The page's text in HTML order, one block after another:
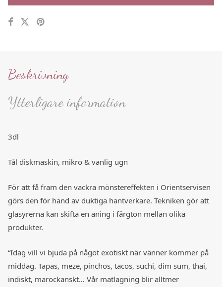
Beskrivning
Ytterligare information
3dl
Tål diskmaskin, mikro & vanlig ugn
För att få fram den vackra mönstereffekten i Orientservisen
görs den för hand av duktiga hantverkare. Tekniken gör att
glasyrerna kan skifta en aning i färgton mellan olika
produkter.
“Idag vill vi bjuda på något exotiskt när vänner kommer på
middag. Tapas, meze, pinchos, tacos, suchi, dim sum, thai,
indiskt, marockanskt… Vår matlagning blir alltmer